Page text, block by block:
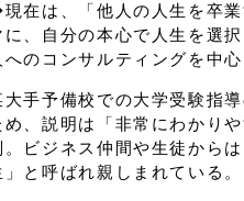
在は、「他人の人生を卒業
に、自分の本心で人生を選
へのコンサルティングを中心
大手予備校での大学受験指
め、説明は「非常にわかり
。ビジネス仲間や生徒から
」と呼ばれ親しまれている。